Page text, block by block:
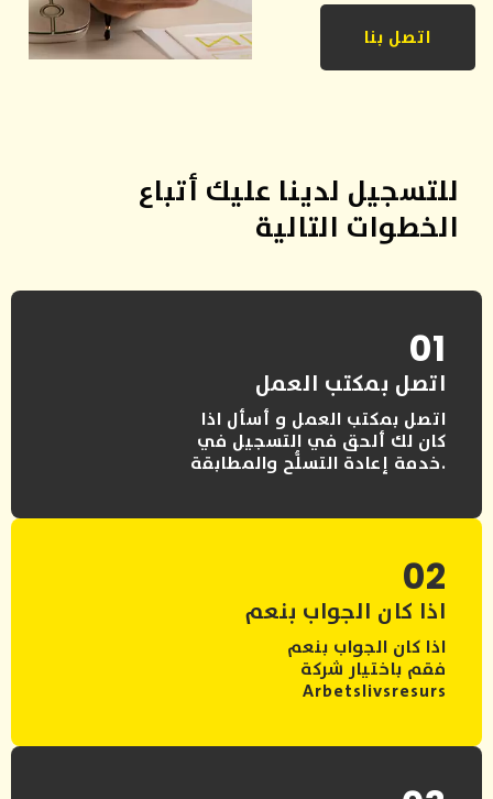
اتصل بنا
للتسجيل لدينا عليك أتباع
الخطوات التالية
01
اتصل بمكتب العمل
اتصل بمكتب العمل و أسأل اذا
كان لك ألحق في التسجيل في
خدمة إعادة التسلُّح والمطابقة.
02
اذا كان الجواب بنعم
اذا كان الجواب بنعم
فقم باختيار شركة
Arbetslivsresurs